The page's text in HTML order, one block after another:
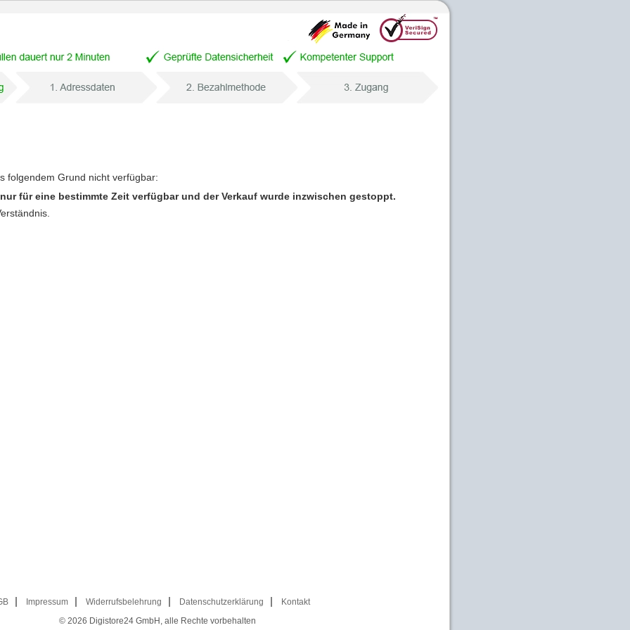
folgendem Grund nicht verfügbar:
für eine bestimmte Zeit verfügbar und der Verkauf wurde inzwischen gestoppt.
Impressum Widerrufsbelehrung Datenschutzerklärung
Kontakt
© 2026 Digistore24 GmbH, alle Rechte vorbehalten